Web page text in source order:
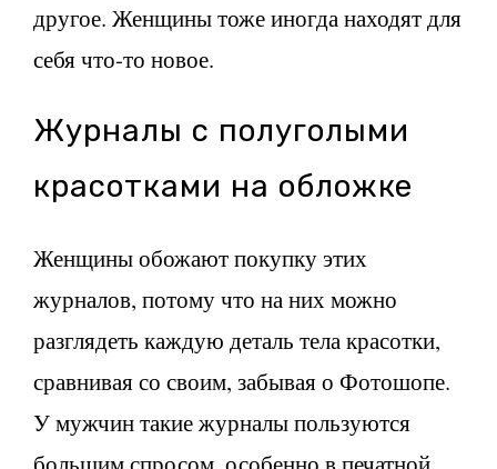
другое. Женщины тоже иногда находят для
себя что-то новое.
Журналы с полуголыми
красотками на обложке
Женщины обожают покупку этих
журналов, потому что на них можно
разглядеть каждую деталь тела красотки,
сравнивая со своим, забывая о Фотошопе.
У мужчин такие журналы пользуются